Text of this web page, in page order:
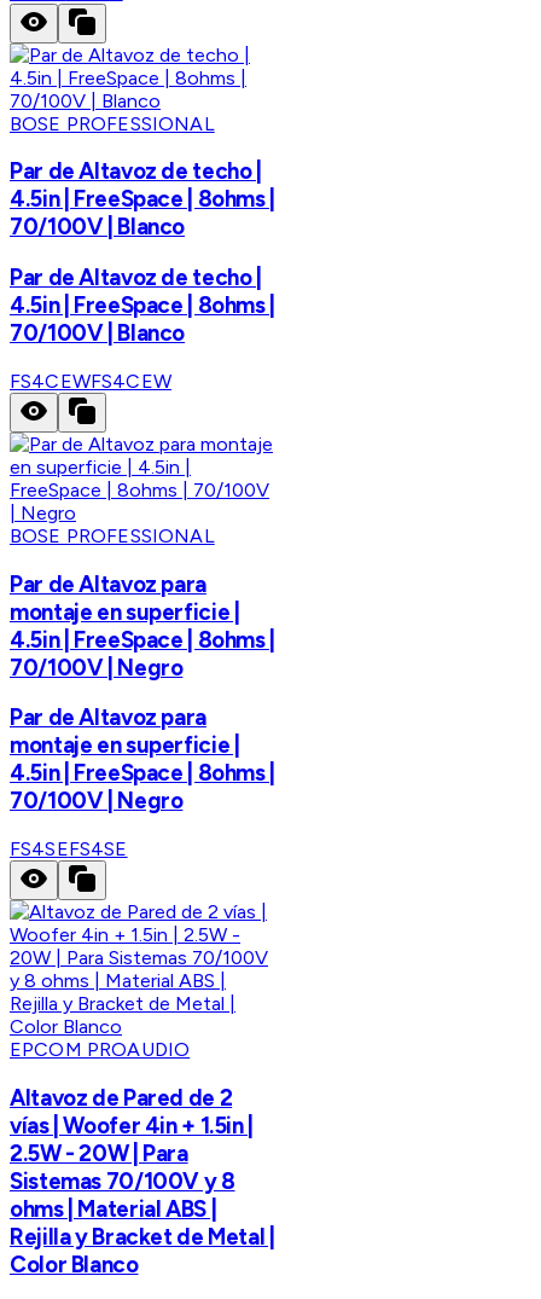
BOSE PROFESSIONAL
Par de Altavoz de techo |
4.5in | FreeSpace | 8ohms |
70/100V | Blanco
Par de Altavoz de techo |
4.5in | FreeSpace | 8ohms |
70/100V | Blanco
FS4CEWFS4CEW
BOSE PROFESSIONAL
Par de Altavoz para
montaje en superficie |
4.5in | FreeSpace | 8ohms |
70/100V | Negro
Par de Altavoz para
montaje en superficie |
4.5in | FreeSpace | 8ohms |
70/100V | Negro
FS4SEFS4SE
EPCOM PROAUDIO
Altavoz de Pared de 2
vías | Woofer 4in + 1.5in |
2.5W - 20W | Para
Sistemas 70/100V y 8
ohms | Material ABS |
Rejilla y Bracket de Metal |
Color Blanco